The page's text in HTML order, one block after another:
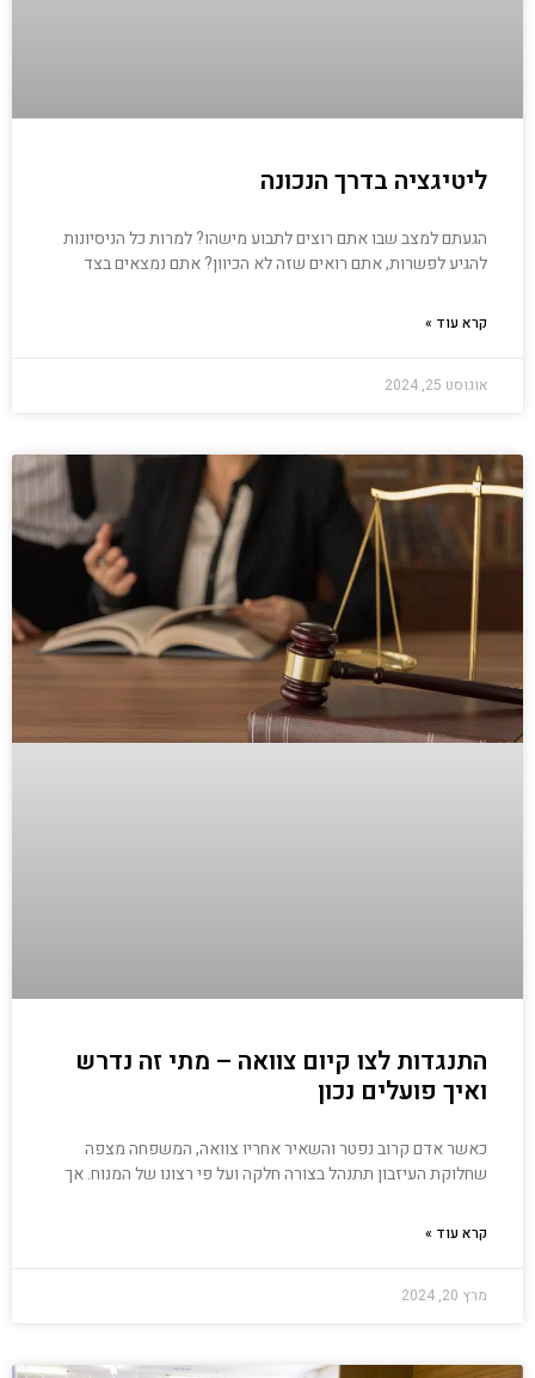
ליטיגציה בדרך הנכונה
הגעתם למצב שבו אתם רוצים לתבוע מישהו? למרות כל הניסיונות
להגיע לפשרות, אתם רואים שזה לא הכיוון? אתם נמצאים בצד
קרא עוד »
אוגוסט 25, 2024
התנגדות לצו קיום צוואה – מתי זה נדרש
ואיך פועלים נכון
כאשר אדם קרוב נפטר והשאיר אחריו צוואה, המשפחה מצפה
שחלוקת העיזבון תתנהל בצורה חלקה ועל פי רצונו של המנוח. אך
קרא עוד »
מרץ 20, 2024